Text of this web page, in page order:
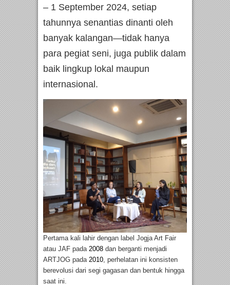
– 1 September 2024, setiap
tahunnya senantias dinanti oleh
banyak kalangan—tidak hanya
para pegiat seni, juga publik dalam
baik lingkup lokal maupun
internasional.
Pertama kali lahir dengan label Jogja Art Fair
atau JAF pada 2008 dan berganti menjadi
ARTJOG pada 2010, perhelatan ini konsisten
berevolusi dari segi gagasan dan bentuk hingga
saat ini.